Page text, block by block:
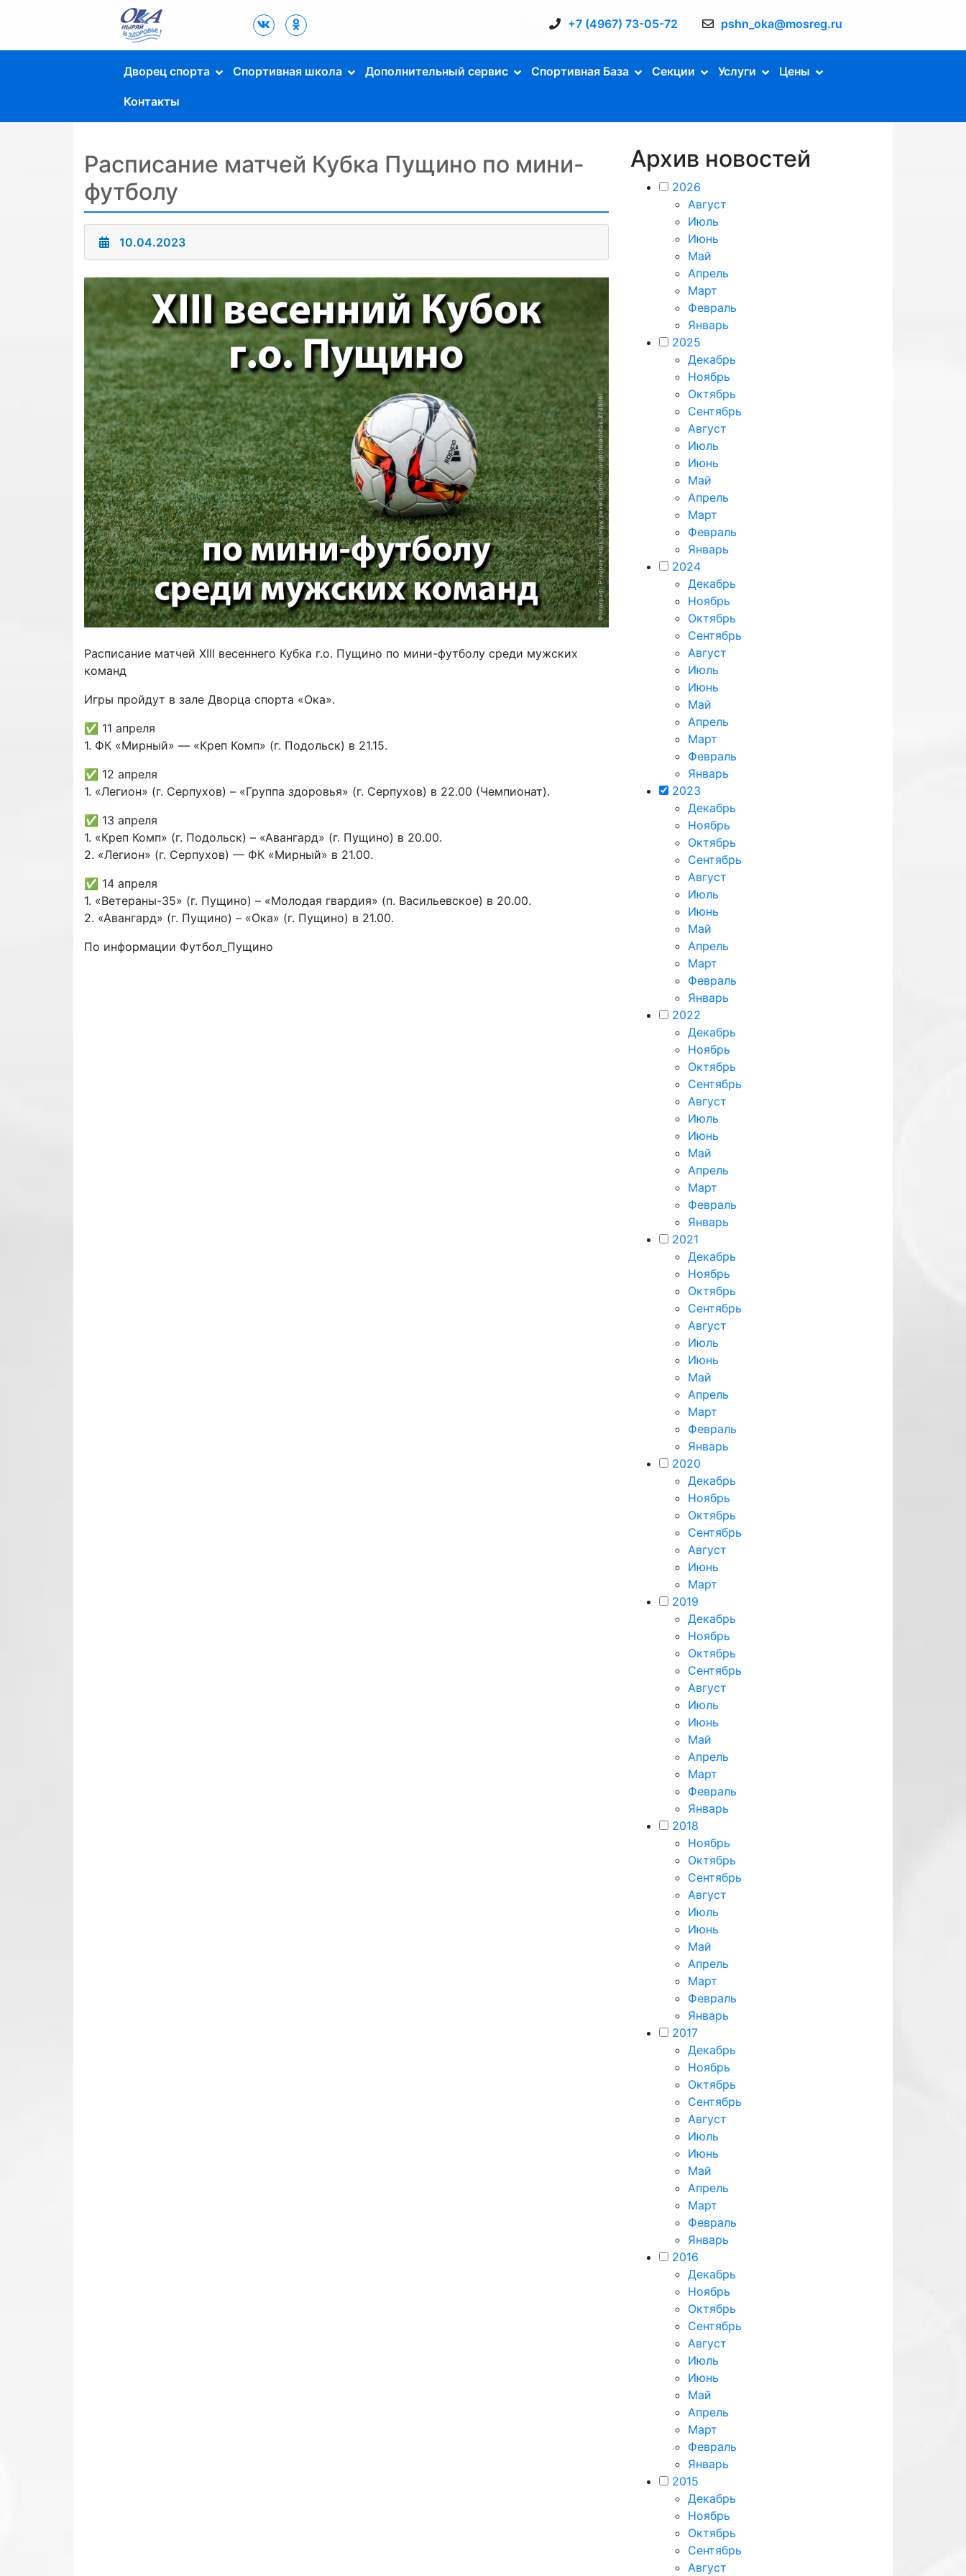
Дворец Спорта
"Ока" г. Пущино
+7 (4967) 73-05-72 pshn_oka@mosreg.ru
Дворец спорта Спортивная школа Дополнительный сервис Спортивная База Секции Услуги Цены
Контакты
Расписание матчей Кубка Пущино по мини-
футболу
10.04.2023
Расписание матчей XIII весеннего Кубка г.о. Пущино по мини-футболу среди мужских
команд
Игры пройдут в зале Дворца спорта «Ока».
✅ 11 апреля
1. ФК «Мирный» — «Креп Комп» (г. Подольск) в 21.15.
✅ 12 апреля
1. «Легион» (г. Серпухов) – «Группа здоровья» (г. Серпухов) в 22.00 (Чемпионат).
✅ 13 апреля
1. «Креп Комп» (г. Подольск) – «Авангард» (г. Пущино) в 20.00.
2. «Легион» (г. Серпухов) — ФК «Мирный» в 21.00.
✅ 14 апреля
1. «Ветераны-35» (г. Пущино) – «Молодая гвардия» (п. Васильевское) в 20.00.
2. «Авангард» (г. Пущино) – «Ока» (г. Пущино) в 21.00.
По информации Футбол_Пущино
Архив новостей
2026
Август
Июль
Июнь
Май
Апрель
Март
Февраль
Январь
2025
Декабрь
Ноябрь
Октябрь
Сентябрь
Август
Июль
Июнь
Май
Апрель
Март
Февраль
Январь
2024
Декабрь
Ноябрь
Октябрь
Сентябрь
Август
Июль
Июнь
Май
Апрель
Март
Февраль
Январь
2023
Декабрь
Ноябрь
Октябрь
Сентябрь
Август
Июль
Июнь
Май
Апрель
Март
Февраль
Январь
2022
Декабрь
Ноябрь
Октябрь
Сентябрь
Август
Июль
Июнь
Май
Апрель
Март
Февраль
Январь
2021
Декабрь
Ноябрь
Октябрь
Сентябрь
Август
Июль
Июнь
Май
Апрель
Март
Февраль
Январь
2020
Декабрь
Ноябрь
Октябрь
Сентябрь
Август
Июнь
Март
2019
Декабрь
Ноябрь
Октябрь
Сентябрь
Август
Июль
Июнь
Май
Апрель
Март
Февраль
Январь
2018
Ноябрь
Октябрь
Сентябрь
Август
Июль
Июнь
Май
Апрель
Март
Февраль
Январь
2017
Декабрь
Ноябрь
Октябрь
Сентябрь
Август
Июль
Июнь
Май
Апрель
Март
Февраль
Январь
2016
Декабрь
Ноябрь
Октябрь
Сентябрь
Август
Июль
Июнь
Май
Апрель
Март
Февраль
Январь
2015
Декабрь
Ноябрь
Октябрь
Сентябрь
Август